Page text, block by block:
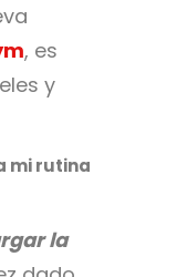
, es
y
mi rutina
la